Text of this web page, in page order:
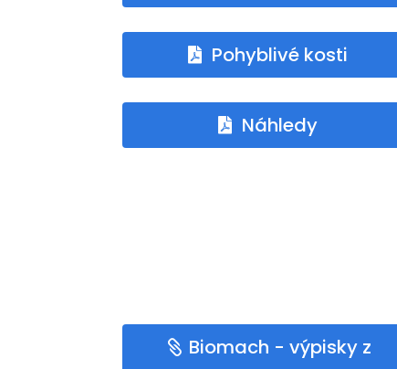
Pohyblivé kosti
Náhledy
Biomach - výpisky z